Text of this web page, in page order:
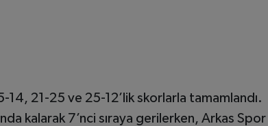
21-25 ve 25-12’lik skorlarla tamamlandı.
kalarak 7’nci sıraya gerilerken, Arkas Spor